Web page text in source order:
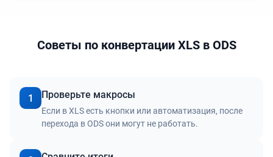
Советы по конвертации XLS в ODS
1 Проверьте макросы
Если в XLS есть кнопки или автоматизация, после
перехода в ODS они могут не работать.